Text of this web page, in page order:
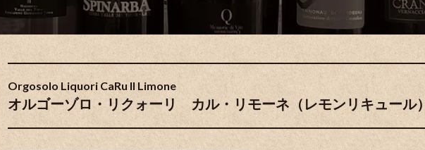
Orgosolo Liquori CaRu Il Limone
オルゴーゾロ・リクォーリ カル・リモーネ（レモンリキュール）